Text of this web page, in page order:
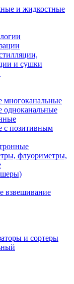
и жидкостные
и сушки
многоканальные
одноканальные
с позитивным
флуориметры,
взвешивание
и сортеры